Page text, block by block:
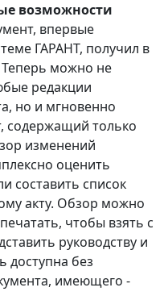
возможности
впервые
ГАРАНТ, получил в
Теперь можно не
редакции
но и мгновенно
содержащий только
изменений
оценить
составить список
акту. Обзор можно
чтобы взять с
руководству и
доступна без
имеющего